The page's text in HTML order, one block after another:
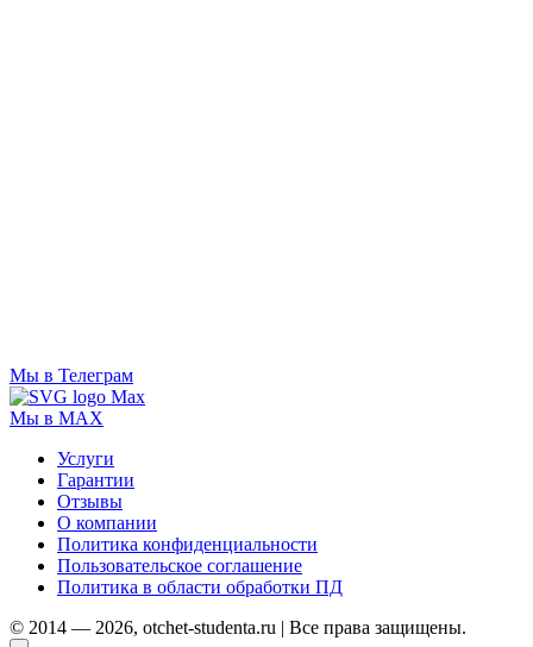
Мы в Телеграм
Мы в MAX
Услуги
Гарантии
Отзывы
О компании
Политика конфиденциальности
Пользовательское соглашение
Политика в области обработки ПД
© 2014 — 2026, otchet-studenta.ru | Все права защищены.